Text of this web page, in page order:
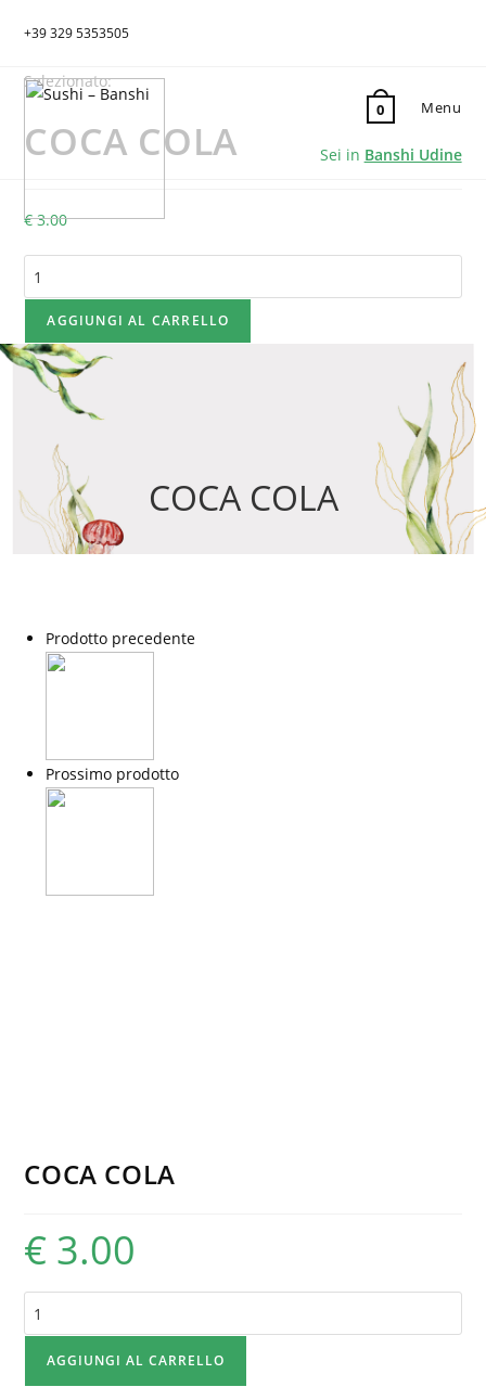
+39 329 5353505
0 Menu
Sei in Banshi Udine
Selezionato:
COCA COLA
€3.00
COCA
COLA
quantità
AGGIUNGI AL CARRELLO
COCA COLA
Prodotto precedente
Prossimo prodotto
COCA COLA
€ 3.00
COCA
COLA
quantità
AGGIUNGI AL CARRELLO